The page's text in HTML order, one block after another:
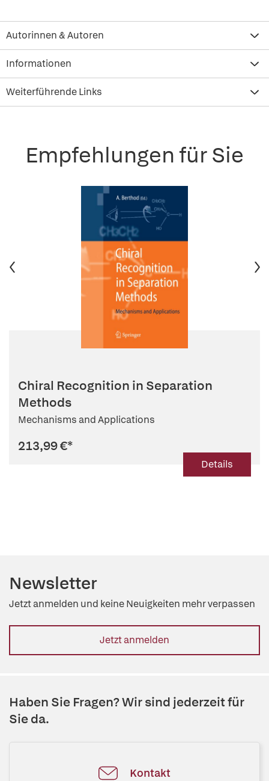
Autorinnen & Autoren
Informationen
Weiterführende Links
Empfehlungen für Sie
Chiral Recognition in Separation
Methods
Mechanisms and Applications
213,99 €*
Details
Newsletter
Jetzt anmelden und keine Neuigkeiten mehr verpassen
Jetzt anmelden
Haben Sie Fragen? Wir sind jederzeit für
Sie da.
Kontakt